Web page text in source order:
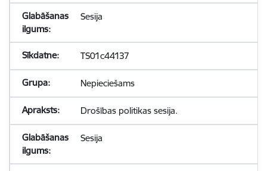
Sesija
TS01c44137
Nepieciešams
Drošības politikas sesija.
Sesija